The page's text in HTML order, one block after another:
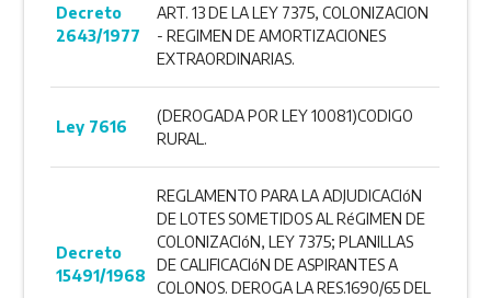
Decreto
2643/1977
ART. 13 DE LA LEY 7375, COLONIZACION
- REGIMEN DE AMORTIZACIONES
EXTRAORDINARIAS.
Ley 7616
(DEROGADA POR LEY 10081)CODIGO
RURAL.
Decreto
15491/1968
REGLAMENTO PARA LA ADJUDICACIóN
DE LOTES SOMETIDOS AL RéGIMEN DE
COLONIZACIóN, LEY 7375; PLANILLAS
DE CALIFICACIóN DE ASPIRANTES A
COLONOS. DEROGA LA RES.1690/65 DEL